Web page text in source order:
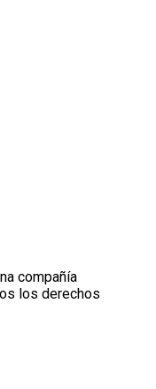
compañía
los derechos